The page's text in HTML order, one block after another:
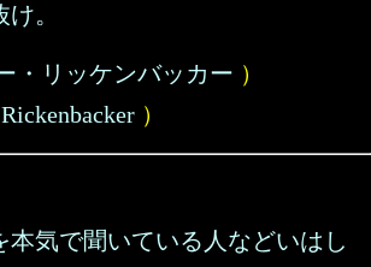
。
・リッケンバッカー ）
）
本気で聞いている人などいはし